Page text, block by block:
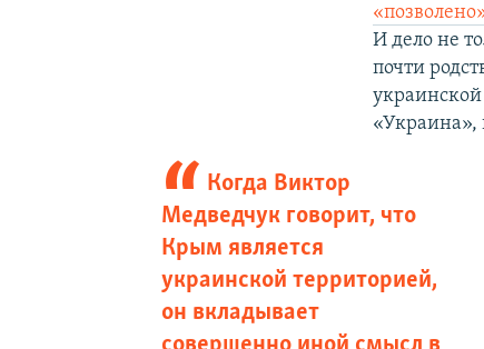
И дело не
почти
«Украина»,
Когда Виктор
Медведчук говорит, что
Крым является
украинской территорией,
он вкладывает